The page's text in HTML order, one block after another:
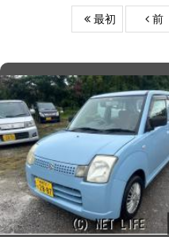
最初 前